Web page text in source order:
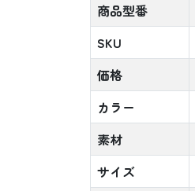
商品型番
SKU
価格
カラー
素材
サイズ